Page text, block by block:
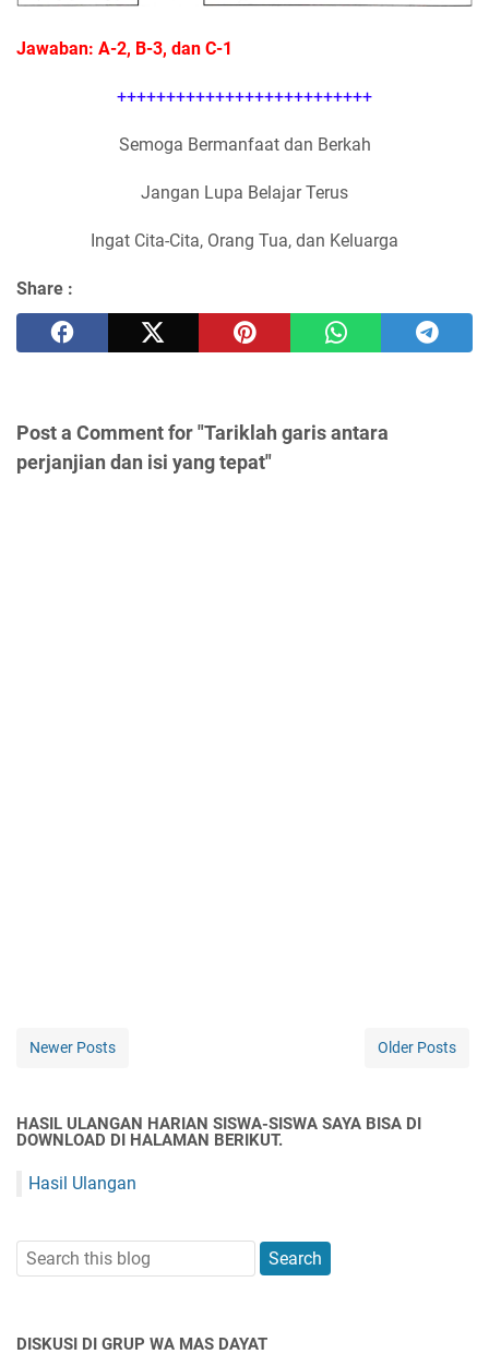
Jawaban: A-2, B-3, dan C-1
++++++++++++++++++++++++++
Semoga Bermanfaat dan Berkah
Jangan Lupa Belajar Terus
Ingat Cita-Cita, Orang Tua, dan Keluarga
Share :
Post a Comment for "Tariklah garis antara
perjanjian dan isi yang tepat"
Newer Posts Older Posts
HASIL ULANGAN HARIAN SISWA-SISWA SAYA BISA DI
DOWNLOAD DI HALAMAN BERIKUT.
Hasil Ulangan
DISKUSI DI GRUP WA MAS DAYAT